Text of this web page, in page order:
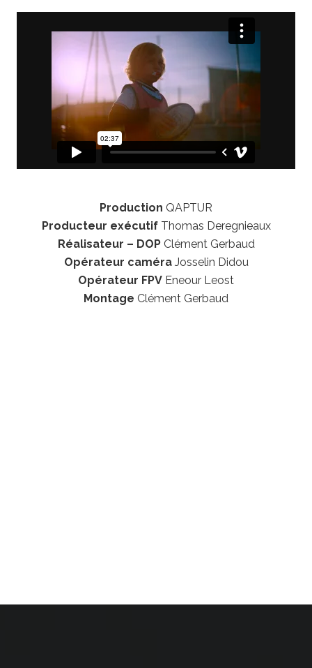
Production QAPTUR
Producteur exécutifThomas Deregnieaux
Réalisateur – DOPClément Gerbaud
Opérateur caméraJosselin Didou
Opérateur FPV Eneour Leost
Montage Clément Gerbaud